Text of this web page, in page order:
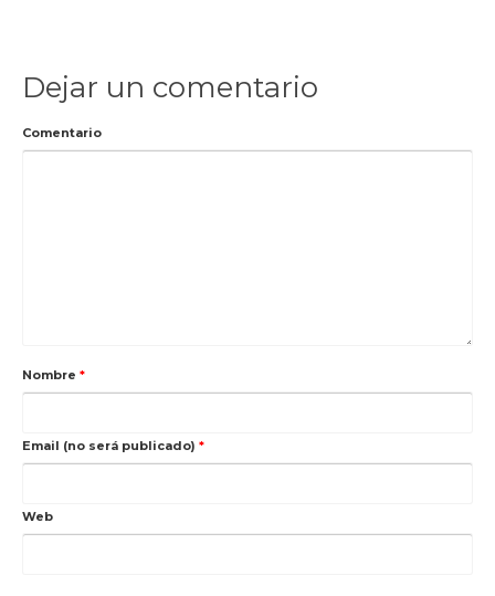
Dejar un comentario
Comentario
Nombre *
Email (no será publicado) *
Web